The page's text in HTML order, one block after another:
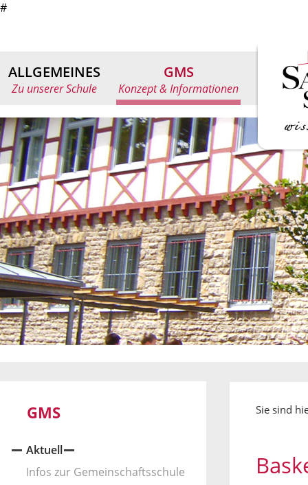
#
ALLGEMEINES
Zu unserer Schule
GMS
Konzept & Informationen
GMS
Aktuell
Infos zur Gemeinschaftsschule
Sie sind